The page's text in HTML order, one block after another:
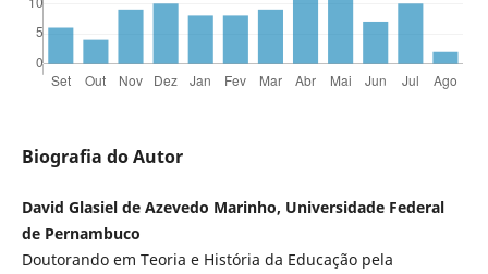
Biografia do Autor
David Glasiel de Azevedo Marinho, Universidade Federal
de Pernambuco
Doutorando em Teoria e História da Educação pela